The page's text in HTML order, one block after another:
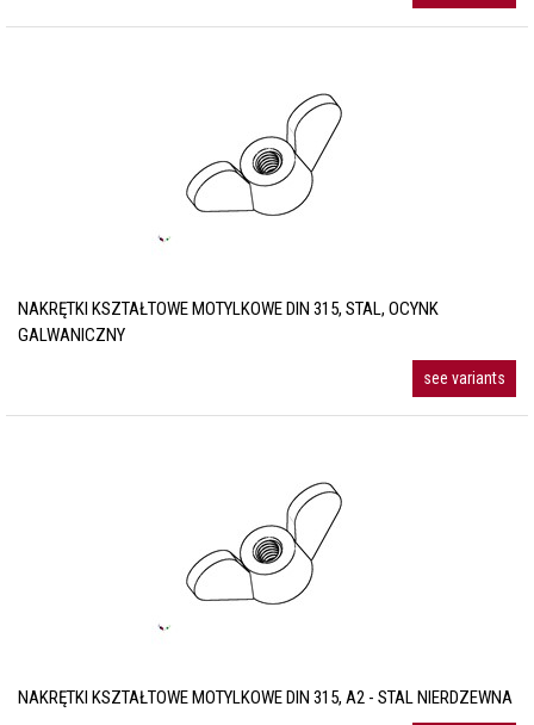
NAKRĘTKI KSZTAŁTOWE MOTYLKOWE DIN 315, STAL, OCYNK
GALWANICZNY
see variants
NAKRĘTKI KSZTAŁTOWE MOTYLKOWE DIN 315, A2 - STAL NIERDZEWNA